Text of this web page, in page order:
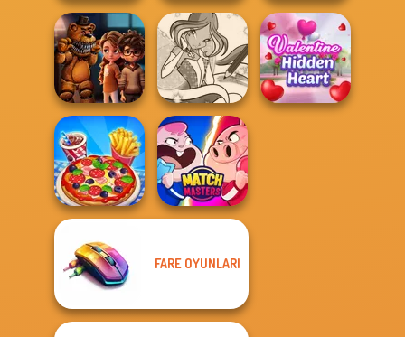
Cowboy Swing
Easter
Eggventure
Offroad Moto
Mania
FNAF Horror At
Home
Winx Paint Fairy
Color
Cooking Live
FARE OYUNLARI